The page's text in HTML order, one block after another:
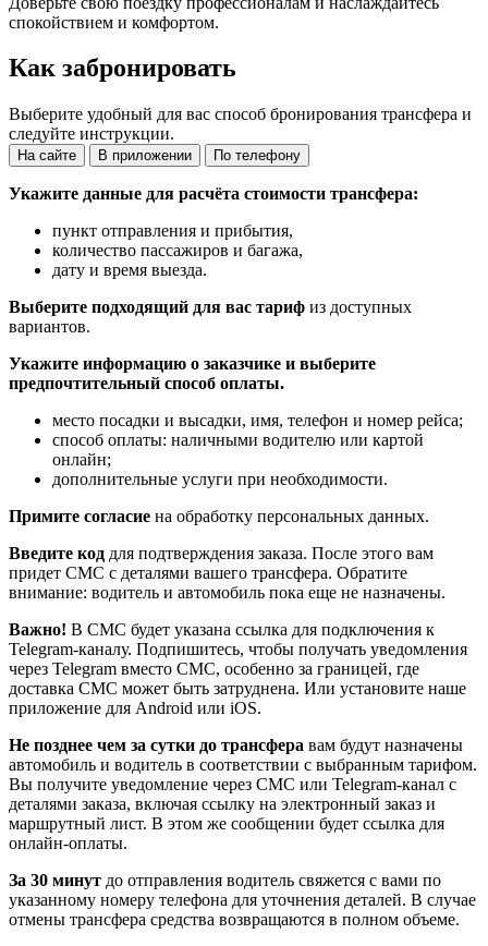
спокойствием и комфортом.
Как забронировать
Выберите удобный для вас способ бронирования трансфера и
следуйте инструкции.
На сайте В приложении По телефону
Укажите данные для расчёта стоимости трансфера:
пункт отправления и прибытия,
количество пассажиров и багажа,
дату и время выезда.
Выберите подходящий для вас тариф из доступных
вариантов.
Укажите информацию о заказчике и выберите
предпочтительный способ оплаты.
место посадки и высадки, имя, телефон и номер рейса;
способ оплаты: наличными водителю или картой
онлайн;
дополнительные услуги при необходимости.
Примите согласие на обработку персональных данных.
Введите код для подтверждения заказа. После этого вам
придет СМС с деталями вашего трансфера. Обратите
внимание: водитель и автомобиль пока еще не назначены.
Важно! В СМС будет указана ссылка для подключения к
Telegram-каналу. Подпишитесь, чтобы получать уведомления
через Telegram вместо СМС, особенно за границей, где
доставка СМС может быть затруднена. Или установите наше
приложение для Android или iOS.
Не позднее чем за сутки до трансфера вам будут назначены
автомобиль и водитель в соответствии с выбранным тарифом.
Вы получите уведомление через СМС или Telegram-канал с
деталями заказа, включая ссылку на электронный заказ и
маршрутный лист. В этом же сообщении будет ссылка для
онлайн-оплаты.
За 30 минут до отправления водитель свяжется с вами по
указанному номеру телефона для уточнения деталей. В случае
отмены трансфера средства возвращаются в полном объеме.